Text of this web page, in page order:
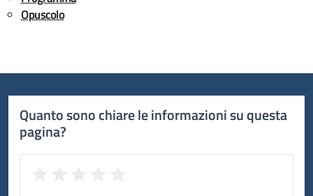
Opuscolo
Quanto sono chiare le informazioni su questa
pagina?